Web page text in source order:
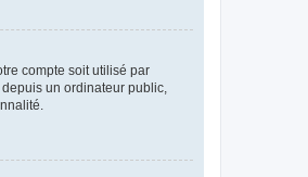
compte soit utilisé par
un ordinateur public,